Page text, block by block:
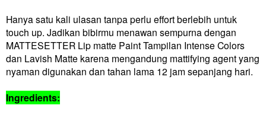
Hanya satu kali ulasan tanpa perlu effort berlebih untuk
touch up. Jadikan bibirmu menawan sempurna dengan
MATTESETTER Lip matte Paint Tampilan Intense Colors
dan Lavish Matte karena mengandung mattifying agent yang
nyaman digunakan dan tahan lama 12 jam sepanjang hari.
Ingredients: